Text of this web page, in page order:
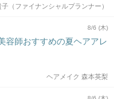
（ファイナンシャルプランナー）
8/6 (木)
容師おすすめの夏ヘアアレ
ヘアメイク 森本英梨